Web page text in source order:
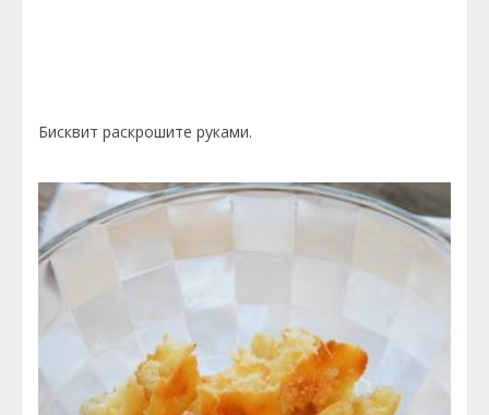
Бисквит раскрошите руками.